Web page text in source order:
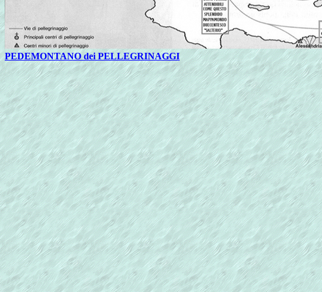
PEDEMONTANO dei PELLEGRINAGGI